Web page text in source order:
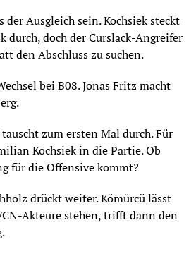
der Ausgleich sein. Kochsiek steckt
durch, doch der Curslack-Angreifer
den Abschluss zu suchen.
bei B08. Jonas Fritz macht
zum ersten Mal durch. Für
Kochsiek in die Partie. Ob
für die Offensive kommt?
drückt weiter. Kömürcü lässt
Akteure stehen, trifft dann den